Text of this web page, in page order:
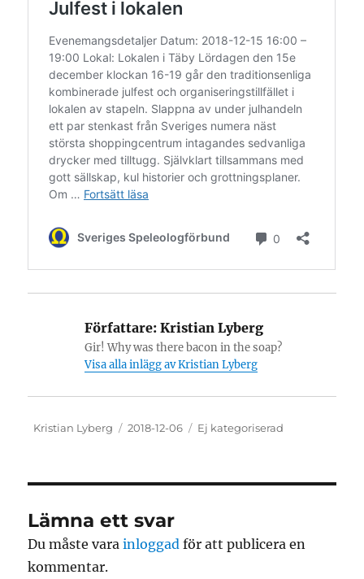
Författare: Kristian Lyberg
Gir! Why was there bacon in the soap?
Visa alla inlägg av Kristian Lyberg
Författare
Kristian Lyberg
Publicerat
2018-12-06 Kategorier
Ej kategoriserad
Lämna ett svar
Du måste varainloggad för att publicera en
kommentar.